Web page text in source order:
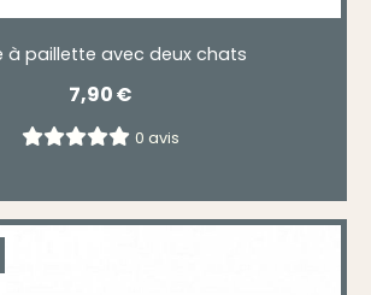
à paillette avec deux chats
7,90€
0 avis